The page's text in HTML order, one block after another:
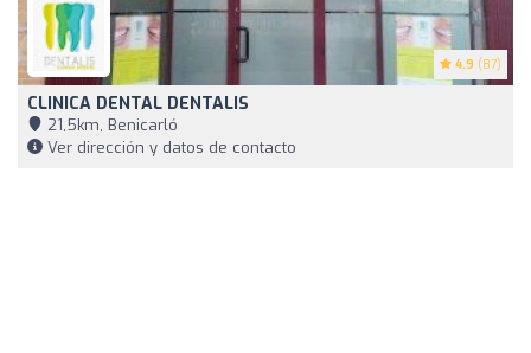
4.9 (87)
CLINICA DENTAL DENTALIS
21,5km, Benicarló
Ver dirección y datos de contacto